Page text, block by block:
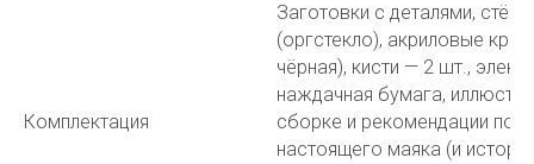
Комплектация
Заготовки с деталями,
(оргстекло), акриловые
чёрная), кисти — 2 шт.,
наждачная бумага,
сборке и рекомендации по
настоящего маяка (и